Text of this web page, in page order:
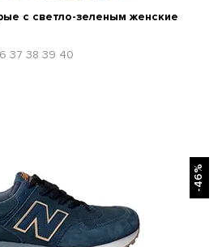
с светло-зеленым женские
37 38 39 40
-46%